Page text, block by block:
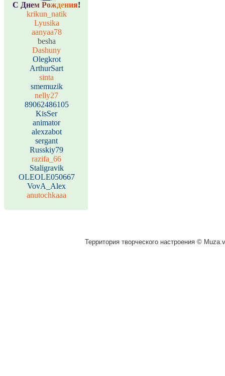
С Днем Рождения!
krikun_natik
Lyusika
aanyaa78
besha
Dashuny
Olegkrot
ArthurSart
sinta
smemuzik
nelly27
89062486105
KisSer
animator
alexzabot
sergant
Russkiy79
razifa_66
Staligravik
OLEOLE050667
VovA_Alex
anutochkaaa
Территория творческого настроения ©